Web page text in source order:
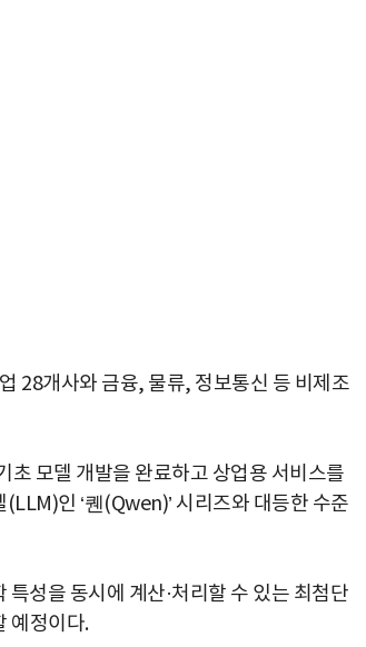
28개사와 금융, 물류, 정보통신 등 비제조
초 모델 개발을 완료하고 상업용 서비스를
인 ‘퀜(Qwen)’ 시리즈와 대등한 수준
성을 동시에 계산·처리할 수 있는 최첨단
예정이다.